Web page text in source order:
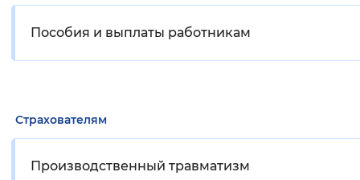
Пособия и выплаты работникам
Страхователям
Производственный травматизм